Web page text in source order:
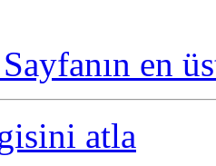
Sayfanın en
atla